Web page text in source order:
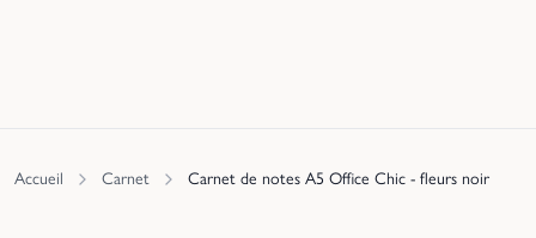
Accueil Carnet Carnet de notes A5 Office Chic - fleurs noir